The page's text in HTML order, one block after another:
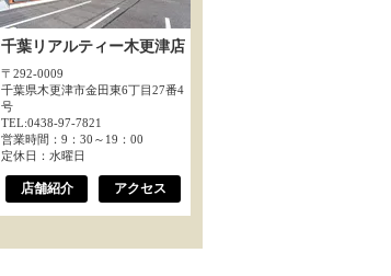
千葉リアルティー木更津店
〒292-0009
千葉県木更津市金田東6丁目27番4
号
TEL:0438-97-7821
営業時間：9：30～19：00
定休日：水曜日
店舗紹介 アクセス